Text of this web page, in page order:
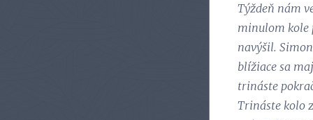
Týždeň nám
minulom kole
navýšil.
blížiace sa
trináste
Trináste kolo